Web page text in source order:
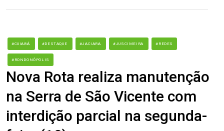
#CUIABÁ #DESTAQUE #JACIARA #JUSCIMEIRA #REDES
#RONDONÓPOLIS
Nova Rota realiza manutenção
na Serra de São Vicente com
interdição parcial na segunda-